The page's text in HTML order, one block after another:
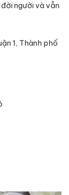
người và vẫn
1, Thành phố